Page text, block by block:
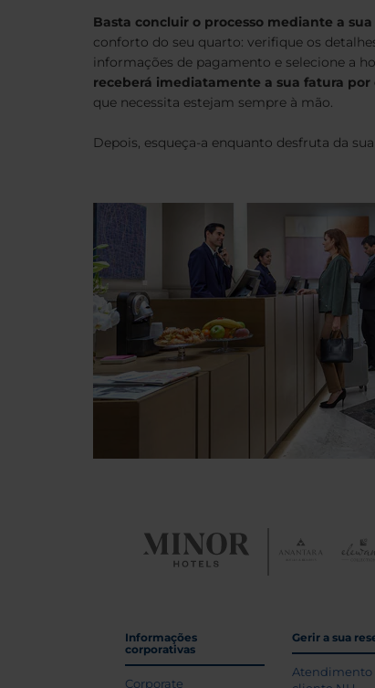
Basta concluir o processo mediante a
conforto do seu quarto: verifique os
informações de pagamento e selecione a
receberá imediatamente a sua fatura por
que necessita estejam sempre à mão.
Depois, esqueça-a enquanto desfruta da
Informações
corporativas
Corporate
Gerir a sua
Atendimento